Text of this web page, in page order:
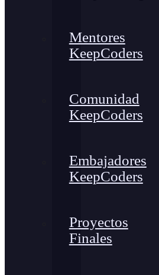
Mentores
KeepCoders
Comunidad
KeepCoders
Embajadores
KeepCoders
Proyectos
Finales